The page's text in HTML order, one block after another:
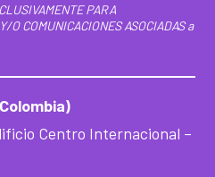
PARA
O COMUNICACIONES ASOCIADAS a
Centro Internacional –